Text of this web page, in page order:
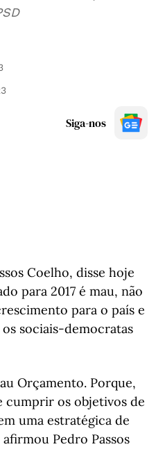
Siga-nos
Coelho, disse hoje
para 2017 é mau, não
para o país e
sociais-democratas
Orçamento. Porque,
cumprir os objetivos de
uma estratégica de
Pedro Passos